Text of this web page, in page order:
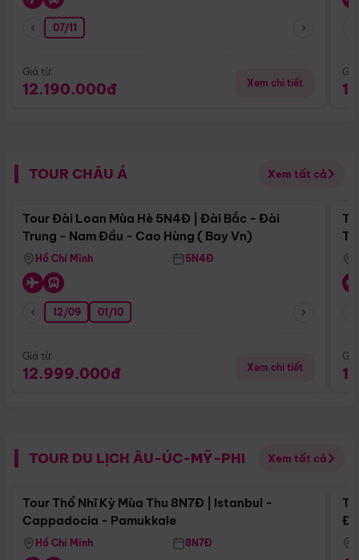
07/11
Giá từ:
12.190.000đ Xem chi tiết
TOUR CHÂU Á Xem tất cả
Điểm nổi bật
Tour Đài Loan Mùa Hè 5N4Đ | Đài Bắc - Đài
Trung - Nam Đầu - Cao Hùng ( Bay Vn)
Hồ Chí Minh 5N4Đ
12/09 01/10
Giá từ:
12.999.000đ Xem chi tiết
TOUR DU LỊCH ÂU-ÚC-MỸ-PHI Xem tất cả
Điểm nổi bật
Tour Thổ Nhĩ Kỳ Mùa Thu 8N7Đ | Istanbul -
Cappadocia - Pamukkale
Hồ Chí Minh 8N7Đ